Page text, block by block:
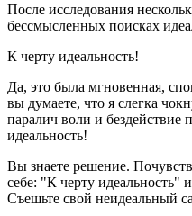
После исследования
бессмысленных поисках
К черту идеальность!
Да, это была мгновенная,
вы думаете, что я слегка
паралич воли и бездействие
идеальность!
Вы знаете решение.
себе: "К черту идеальность"
Съешьте свой неидеальный